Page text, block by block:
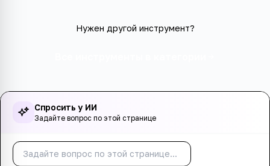
Нужен другой инструмент?
Спросить у ИИ
Задайте вопрос по этой странице